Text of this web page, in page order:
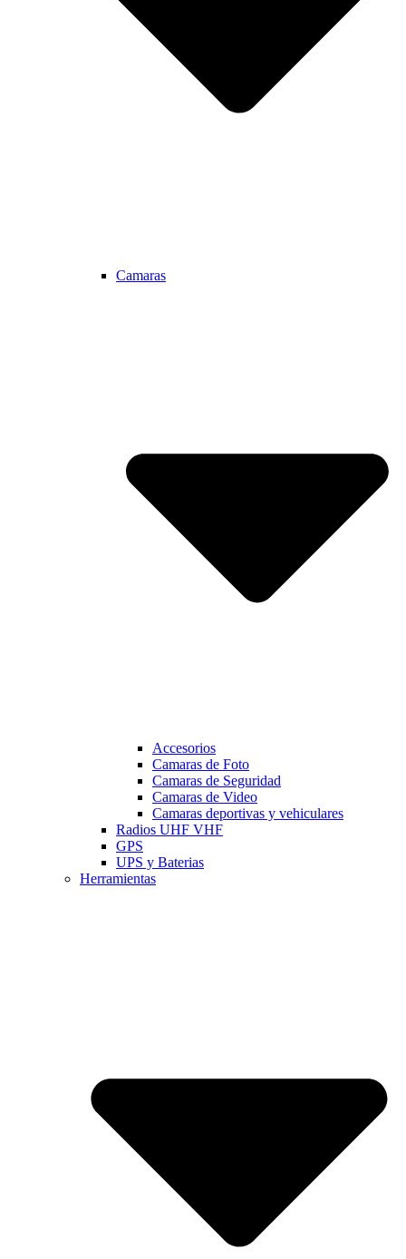
Camaras
Accesorios
Camaras de Foto
Camaras de Seguridad
Camaras de Video
Camaras deportivas y vehiculares
Radios UHF VHF
GPS
UPS y Baterias
Herramientas